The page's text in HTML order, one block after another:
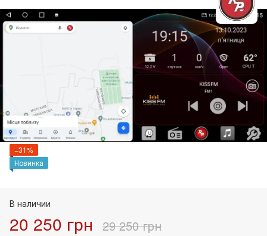
−31%
Новинка
В наличии
20 250 грн 29 250 грн